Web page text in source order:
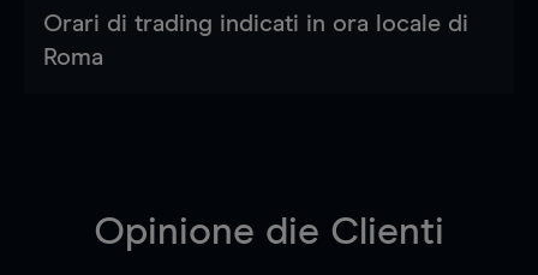
Orari di trading indicati in ora locale di
Roma
Opinione die Clienti